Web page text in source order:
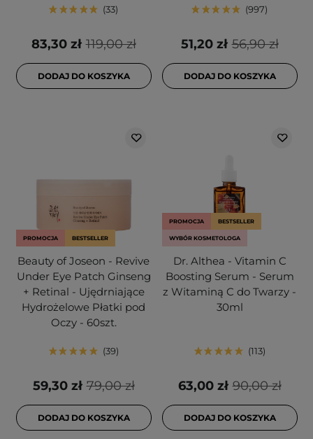
33
119,00 zł
83,30 zł
DODAJ DO KOSZYKA
997
56,90 zł
51,20 zł
DODAJ DO KOSZYKA
PROMOCJA BESTSELLER
Beauty of Joseon - Revive
Under Eye Patch Ginseng
+ Retinal - Ujędrniające
Hydrożelowe Płatki pod
Oczy - 60szt.
39
79,00 zł
59,30 zł
DODAJ DO KOSZYKA
PROMOCJA BESTSELLER
WYBÓR KOSMETOLOGA
Dr. Althea - Vitamin C
Boosting Serum - Serum
z Witaminą C do Twarzy -
30ml
113
90,00 zł
63,00 zł
DODAJ DO KOSZYKA